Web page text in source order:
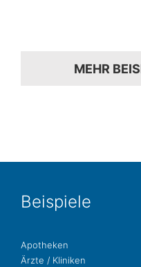
MEHR
Bei­spie­le
Apo­the­ken
Ärzte / Kliniken